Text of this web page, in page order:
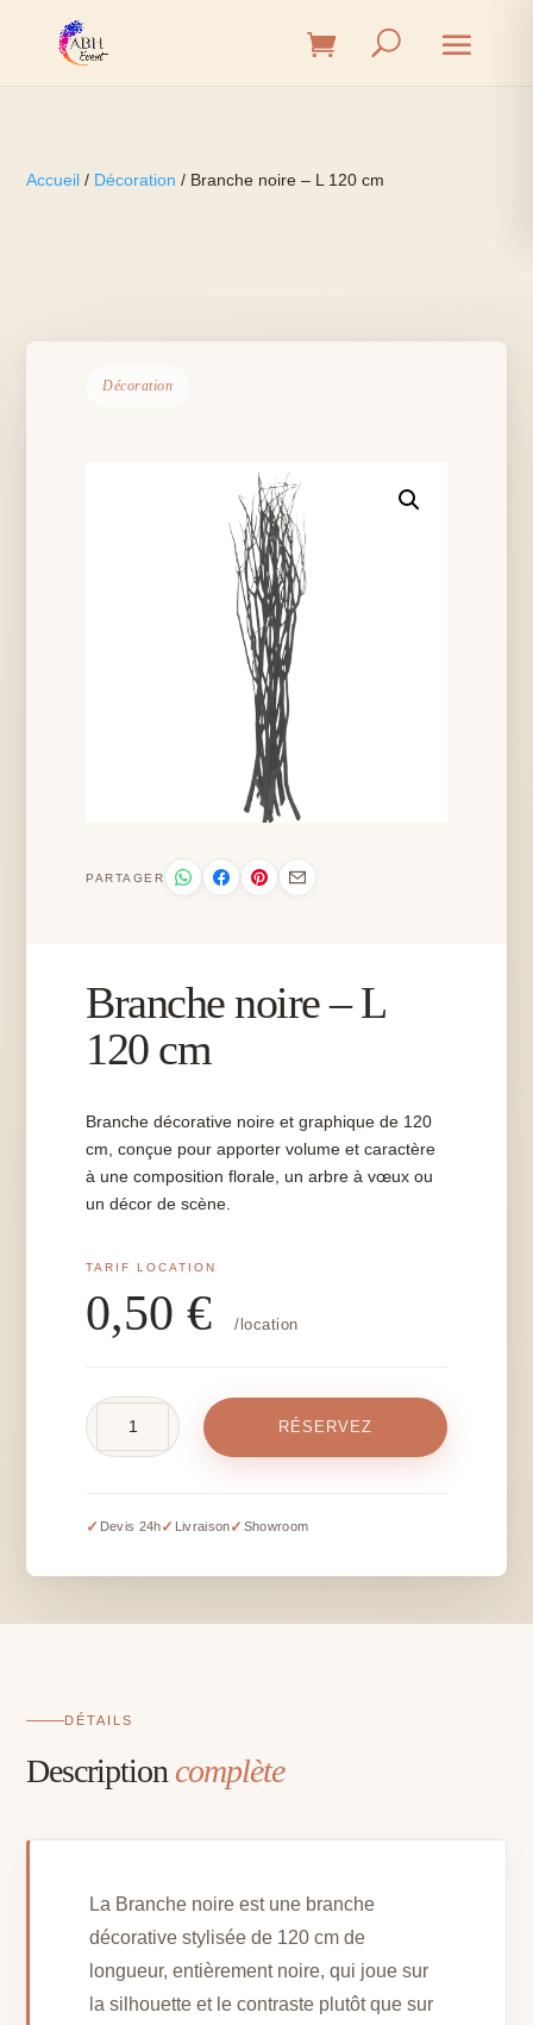
Accueil / Décoration / Branche noire – L 120 cm
Décoration
PARTAGER
Branche noire – L
120 cm
Branche décorative noire et graphique de 120
cm, conçue pour apporter volume et caractère
à une composition florale, un arbre à vœux ou
un décor de scène.
0,50€ /location
-
120
RÉSERVEZ
✓ Devis 24h✓ Livraison✓ Showroom
DÉTAILS
Description complète
La Branche noire est une branche
décorative stylisée de 120 cm de
longueur, entièrement noire, qui joue sur
la silhouette et le contraste plutôt que sur